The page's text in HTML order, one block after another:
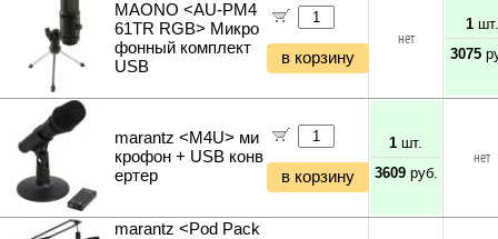
MAONO <AU-PM4
61TR RGB> Микро
фонный комплект
USB
в корзину
нет
1шт.
3075
marantz <M4U> ми
крофон + USB конв
ертер
в корзину
1 шт.
3609руб.
нет
marantz <Pod Pack